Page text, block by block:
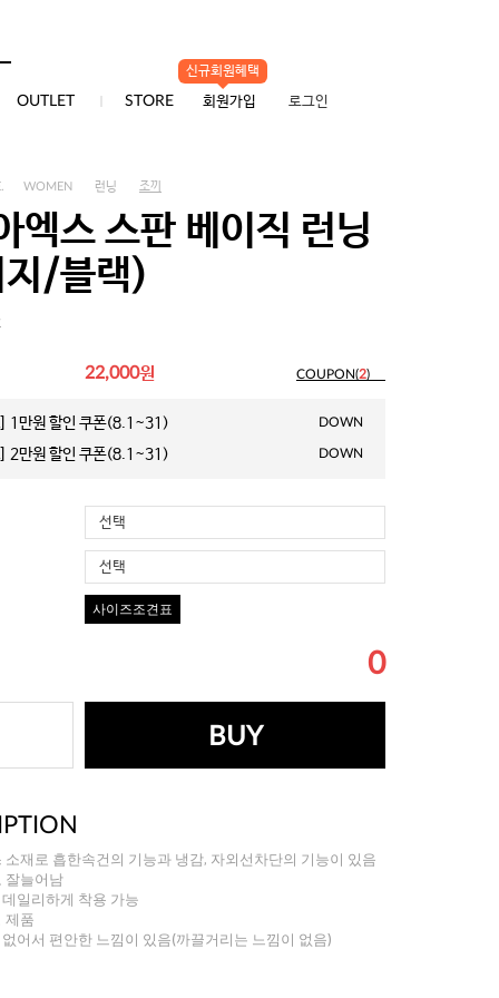
OUTLET STORE
신규회원혜택
회원가입 로그인
WOMEN 런닝 조끼
엑스 스판 베이직 런닝
/블랙)
22,000원 COUPON(2)
1만원 할인 쿠폰(8.1~31) DOWN
2만원 할인 쿠폰(8.1~31) DOWN
선택
선택
사이즈조견표
0
BUY
소재로 흡한속건의 기능과 냉감, 자외선차단의 기능이 있음
잘늘어남
일리하게 착용 가능
제품
어서 편안한 느낌이 있음(까끌거리는 느낌이 없음)